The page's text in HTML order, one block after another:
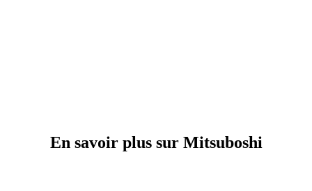
En savoir plus sur Mitsuboshi